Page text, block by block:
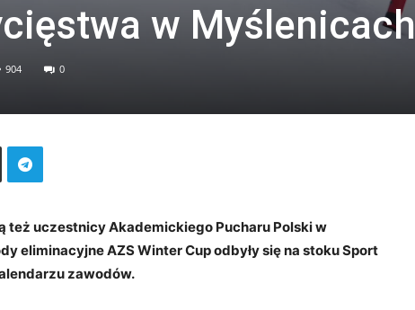
w Myślenicach
904 0
też uczestnicy Akademickiego Pucharu Polski w
eliminacyjne AZS Winter Cup odbyły się na stoku Sport
zawodów.